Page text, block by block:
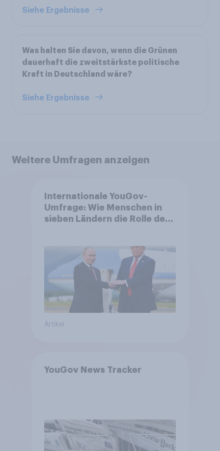
Siehe Ergebnisse
Was halten Sie davon, wenn die Grünen
dauerhaft die zweitstärkste politische
Kraft in Deutschland wäre?
Siehe Ergebnisse
Weitere Umfragen anzeigen
Internationale YouGov-
Umfrage: Wie Menschen in
sieben Ländern die Rolle der
Bedrohungen und Bündnisse
bewerten
Artikel
YouGov News Tracker